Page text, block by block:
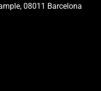
08011 Barcelona